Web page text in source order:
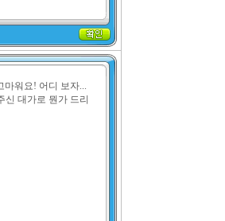
마워요! 어디 보자...
신 대가로 뭔가 드리